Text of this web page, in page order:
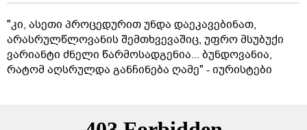
"კი, ასეთი პროცედურით უნდა დაეკავებინათ,
არასრულწლოვანის შემთხვევაშიც, უფრო მსუბუქი
ვარიანტი ძნელი წარმოსადგენია... ბუნდოვანია,
რატომ აღსრულდა განჩინება ღამე" - იურისტები